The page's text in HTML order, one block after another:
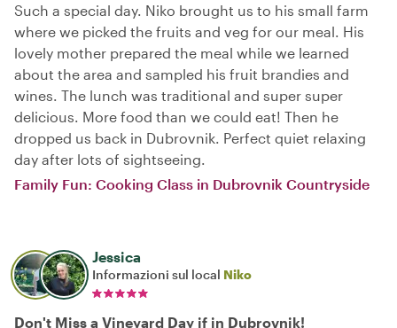
Such a special day. Niko brought us to his small farm
where we picked the fruits and veg for our meal. His
lovely mother prepared the meal while we learned
about the area and sampled his fruit brandies and
wines. The lunch was traditional and super super
delicious. More food than we could eat! Then he
dropped us back in Dubrovnik. Perfect quiet relaxing
day after lots of sightseeing.
Family Fun: Cooking Class in Dubrovnik Countryside
Jessica
Informazioni sul local Niko
Don't Miss a Vineyard Day if in Dubrovnik!